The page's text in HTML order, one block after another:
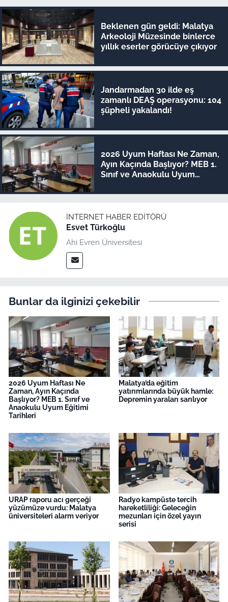
Beklenen gün geldi: Malatya
Arkeoloji Müzesinde binlerce
yıllık eserler görücüye çıkıyor
Jandarmadan 30 ilde eş
zamanlı DEAŞ operasyonu: 104
şüpheli yakalandı!
2026 Uyum Haftası Ne Zaman,
Ayın Kaçında Başlıyor? MEB 1.
Sınıf ve Anaokulu Uyum
İNTERNET HABER EDITÖRÜ
Esvet Türkoğlu
Ahi Evren Üniversitesi
Bunlar da ilginizi çekebilir
2026 Uyum Haftası Ne
Zaman, Ayın Kaçında
Başlıyor? MEB 1. Sınıf ve
Anaokulu Uyum Eğitimi
Tarihleri
Malatya’da eğitim
yatırımlarında büyük hamle:
Depremin yaraları sarılıyor
URAP raporu acı gerçeği
yüzümüze vurdu: Malatya
üniversiteleri alarm veriyor
Radyo kampüste tercih
hareketliliği: Geleceğin
mezunları için özel yayın
serisi